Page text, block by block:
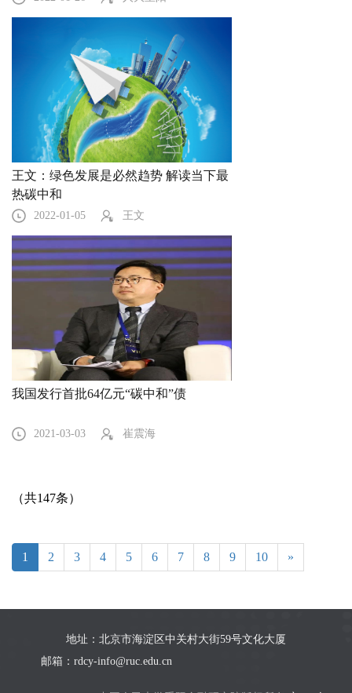
王文：绿色发展是必然趋势 解读当下最
热碳中和
2022-01-05 王文
我国发行首批64亿元“碳中和”债
2021-03-03 崔震海
（共147条）
1 2 3 4 5 6 7 8 9 10 »
地址：北京市海淀区中关村大街59号文化大厦
邮箱：rdcy-info@ruc.edu.cn